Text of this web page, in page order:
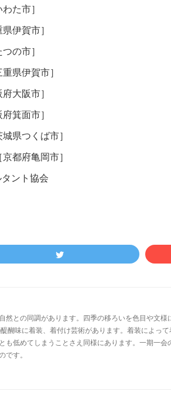
た市］
伊賀市］
の市］
県伊賀市］
大阪市］
箕面市］
県つくば市］
都府亀岡市］
ント協会
然との同調があります。四季の移ろいを色目や文
味に着装、着付け芸術があります。着装によっ
も低めてしまうことさえ同様にあります。一期一
す。